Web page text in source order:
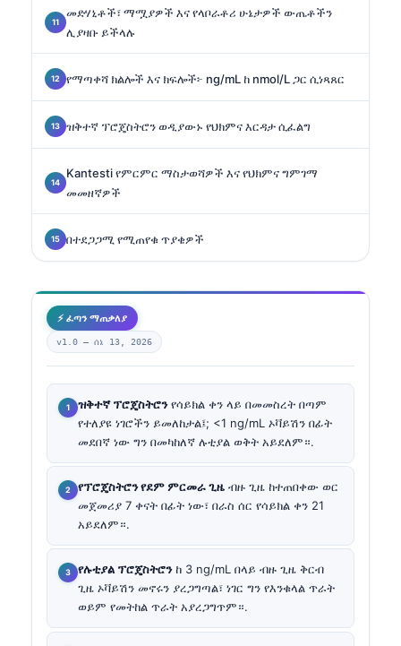
መድሃኒቶች፣ ማሟያዎች እና የላቦራቶሪ ሁኔታዎች ውጤቶችን
ሊያዛቡ ይችላሉ
የማጣቀሻ ክልሎች እና ክፍሎች፦ ng/mL ከ nmol/L ጋር ሲነጻጸር
ዝቅተኛ ፕሮጄስትሮን ወዲያውኑ የህክምና እርዳታ ሲፈልግ
Kantesti የምርምር ማስታወሻዎች እና የህክምና ግምገማ
መመዘኛዎች
በተደጋጋሚ የሚጠየቁ ጥያቄዎች
⚡ ፈጣን ማጠቃለያ
v1.0 — ሰኔ 13, 2026
ዝቅተኛ ፕሮጄስትሮንየሳይክል ቀን ላይ በመመስረት በጣም
የተለያዩ ነገሮችን ይመለከታል፤; <1 ng/mL ኦቫይሽን በፊት
መደበኛ ነው ግን በመካከለኛ ሉቲያል ወቅት አይደለም።.
የፕሮጄስትሮን የደም ምርመራ ጊዜ ብዙ ጊዜ ከተጠበቀው ወር
መጀመሪያ 7 ቀናት በፊት ነው፣ በራስ ሰር የሳይክል ቀን 21
አይደለም።.
የሉቲያል ፕሮጄስትሮንከ 3 ng/mL በላይ ብዙ ጊዜ ቅርብ
ጊዜ ኦቫይሽን መኖሩን ያረጋግጣል፣ ነገር ግን የእንቁላል ጥራት
ወይም የመትከል ጥራት አያረጋግጥም።.